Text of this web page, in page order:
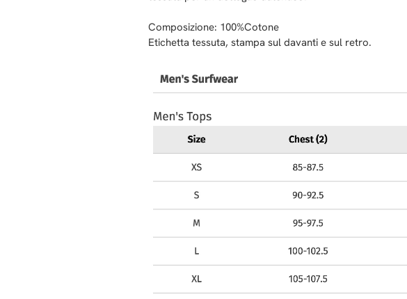
Composizione: 100%Cotone
Etichetta tessuta, stampa sul davanti e sul retro.